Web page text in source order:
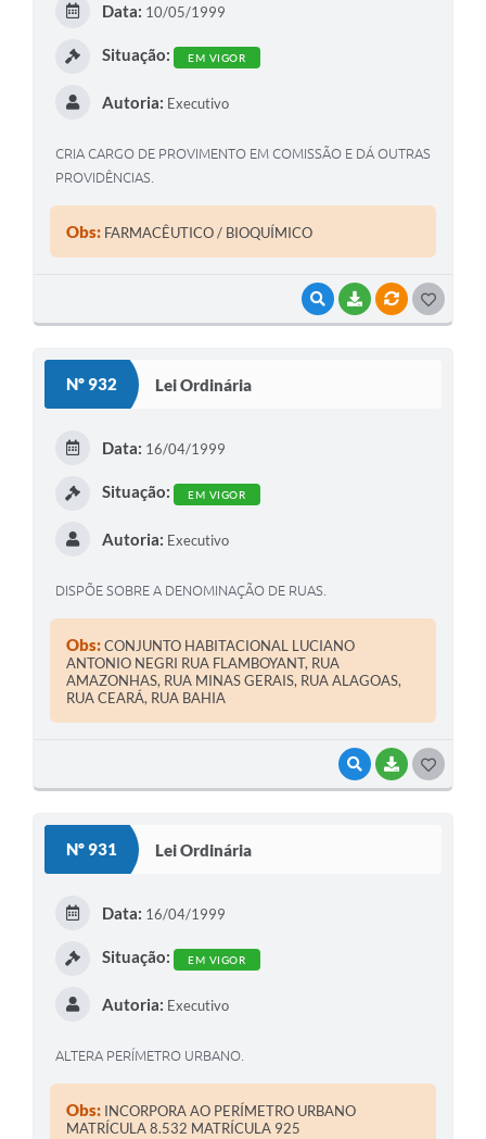
VISUALIZAR
BAIXARVÍNCULOS
Data: 10/05/1999
Situação: EM VIGOR
Autoria: Executivo
CRIA CARGO DE PROVIMENTO EM COMISSÃO E DÁ OUTRAS
PROVIDÊNCIAS.
Obs: FARMACÊUTICO / BIOQUÍMICO
Nº 932 Lei Ordinária
VISUALIZAR
BAIXAR
Data: 16/04/1999
Situação: EM VIGOR
Autoria: Executivo
DISPÕE SOBRE A DENOMINAÇÃO DE RUAS.
Obs:CONJUNTO HABITACIONAL LUCIANO
ANTONIO NEGRI RUA FLAMBOYANT, RUA
AMAZONHAS, RUA MINAS GERAIS, RUA ALAGOAS,
RUA CEARÁ, RUA BAHIA
Nº 931 Lei Ordinária
Data: 16/04/1999
Situação: EM VIGOR
Autoria: Executivo
ALTERA PERÍMETRO URBANO.
Obs: INCORPORA AO PERÍMETRO URBANO
MATRÍCULA 8.532 MATRÍCULA 925